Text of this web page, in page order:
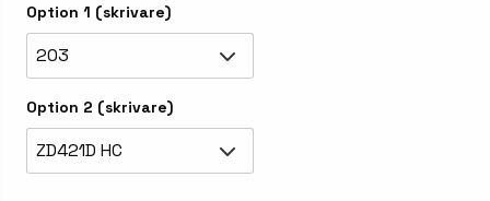
Option 1 (skrivare)
203
Option 2 (skrivare)
ZD421D HC